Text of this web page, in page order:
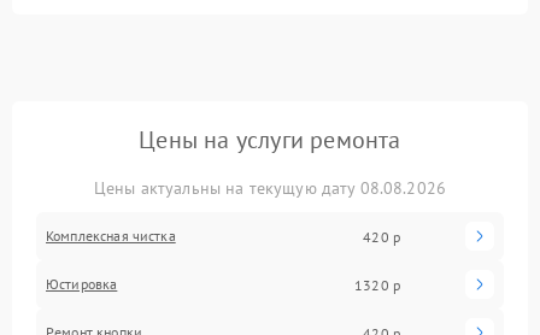
Цены на услуги ремонта
Цены актуальны на текущую дату 08.08.2026
Комплексная чистка 420 р
Юстировка 1320 р